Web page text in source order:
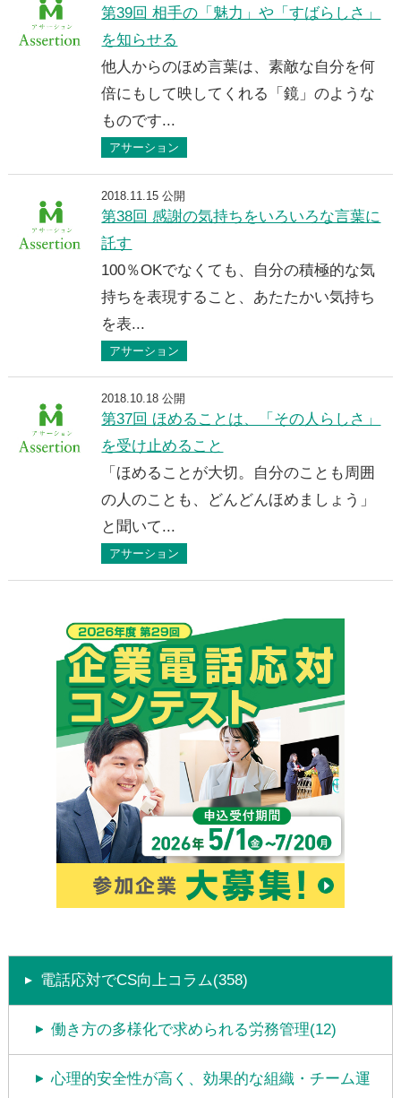
第39回 相手の「魅力」や「すばらしさ」
を知らせる
他人からのほめ言葉は、素敵な自分を何
倍にもして映してくれる「鏡」のような
ものです...
アサーション
2018.11.15 公開
第38回 感謝の気持ちをいろいろな言葉に
託す
100％OKでなくても、自分の積極的な気
持ちを表現すること、あたたかい気持ち
を表...
アサーション
2018.10.18 公開
第37回 ほめることは、「その人らしさ」
を受け止めること
「ほめることが大切。自分のことも周囲
の人のことも、どんどんほめましょう」
と聞いて...
アサーション
電話応対でCS向上コラム(358)
働き方の多様化で求められる労務管理(12)
心理的安全性が高く、効果的な組織・チーム運